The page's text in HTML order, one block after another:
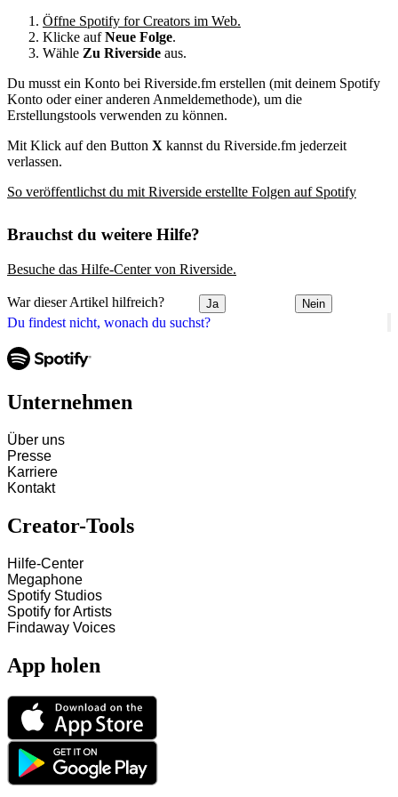
Du findest nicht, wonach du suchst?
Öffne Spotify for Creators im Web.
Klicke aufNeue Folge.
Wähle Zu Riverside aus.
Du musst ein Konto bei Riverside.fm erstellen (mit deinem Spotify
Konto oder einer anderen Anmeldemethode), um die
Erstellungstools verwenden zu können.
Mit Klick auf den Button X kannst du Riverside.fm jederzeit
verlassen.
So veröffentlichst du mit Riverside erstellte Folgen auf Spotify
Brauchst du weitere Hilfe?
Besuche das Hilfe-Center von Riverside.
War dieser Artikel hilfreich? Ja Nein
Unternehmen
Über uns
Presse
Karriere
Kontakt
Creator-Tools
Hilfe-Center
Megaphone
Spotify Studios
Spotify for Artists
Findaway Voices
App holen